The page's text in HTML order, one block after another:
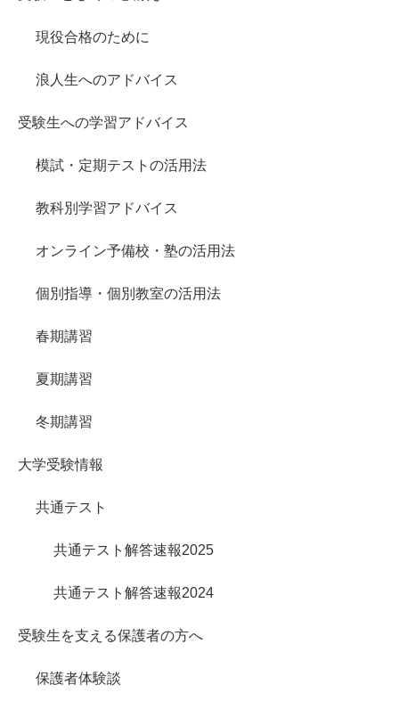
現役合格のために
浪人生へのアドバイス
受験生への学習アドバイス
模試・定期テストの活用法
教科別学習アドバイス
オンライン予備校・塾の活用法
個別指導・個別教室の活用法
春期講習
夏期講習
冬期講習
大学受験情報
共通テスト
共通テスト解答速報2025
共通テスト解答速報2024
受験生を支える保護者の方へ
保護者体験談